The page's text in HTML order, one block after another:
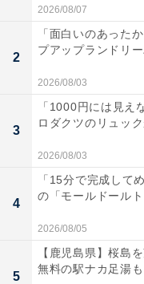
2026/08/07
2
「面白いのあった
プアップランドリ
2026/08/03
3
「1000円には見え
ロダクツのリュッ
2026/08/03
4
「15分で完成して
の「モールドール
2026/08/05
5
【鹿児島県】桜島
無料の駅ナカ足湯